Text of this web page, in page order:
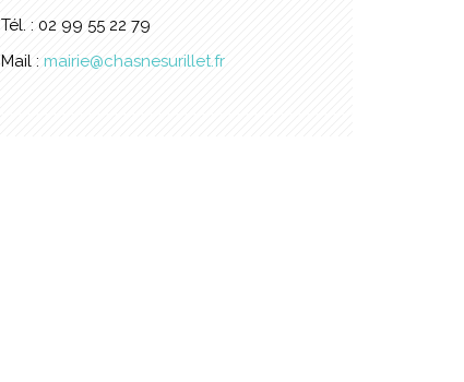
Tél. : 02 99 55 22 79
Mail : mairie@chasnesurillet.fr